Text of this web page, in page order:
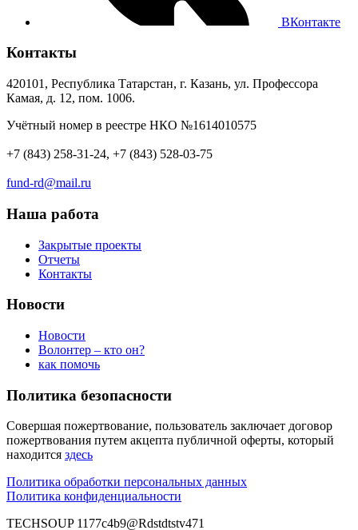
ВКонтакте
Контакты
420101, Республика Татарстан, г. Казань, ул. Профессора
Камая, д. 12, пом. 1006.
Учётный номер в реестре НКО №1614010575
+7 (843) 258-31-24, +7 (843) 528-03-75
fund-rd@mail.ru
Наша работа
Закрытые проекты
Отчеты
Контакты
Новости
Новости
Волонтер – кто он?
как помочь
Политика безопасности
Совершая пожертвование, пользователь заключает договор
пожертвования путем акцепта публичной оферты, который
находится здесь
Политика обработки персональных данных
Политика конфиденциальности
TECHSOUP 1177c4b9@Rdstdtstv471